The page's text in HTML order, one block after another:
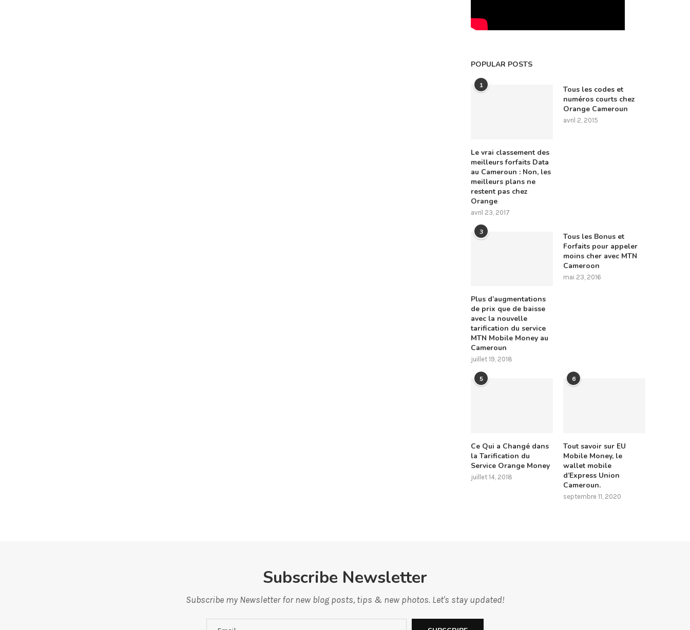
POPULAR POSTS
1
Le vrai classement des
meilleurs forfaits Data
au Cameroun : Non, les
meilleurs plans ne
restent pas chez
Orange
avril 23, 2017
Tous les codes et
numéros courts chez
Orange Cameroun
avril 2, 2015
3
Plus d’augmentations
de prix que de baisse
avec la nouvelle
tarification du service
MTN Mobile Money au
Cameroun
juillet 19, 2018
Tous les Bonus et
Forfaits pour appeler
moins cher avec MTN
Cameroon
mai 23, 2016
5
Ce Qui a Changé dans
la Tarification du
Service Orange Money
juillet 14, 2018
6
Tout savoir sur EU
Mobile Money, le
wallet mobile
d’Express Union
Cameroun.
septembre 11, 2020
Subscribe Newsletter
Subscribe my Newsletter for new blog posts, tips & new photos. Let's stay updated!